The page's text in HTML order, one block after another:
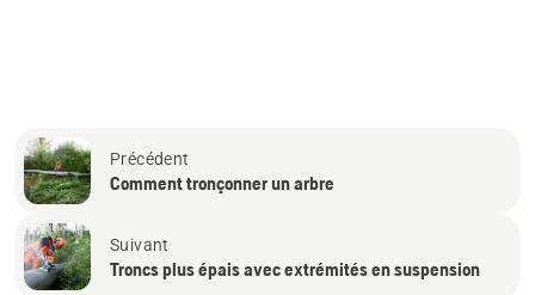
Précédent
Comment tronçonner un arbre
Suivant
Troncs plus épais avec extrémités en suspension